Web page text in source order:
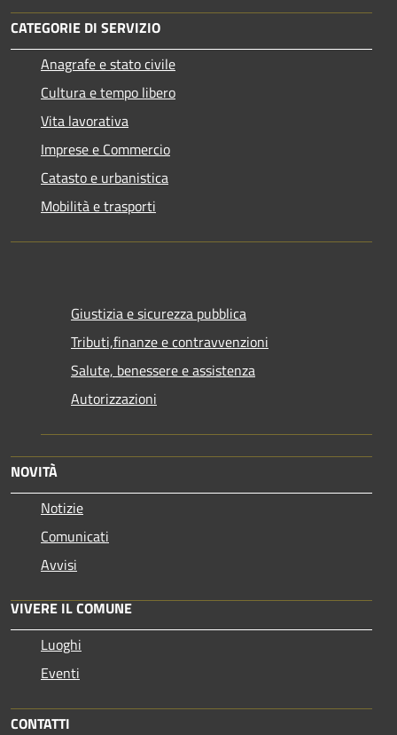
CATEGORIE DI SERVIZIO
Anagrafe e stato civile
Cultura e tempo libero
Vita lavorativa
Imprese e Commercio
Catasto e urbanistica
Mobilità e trasporti
Giustizia e sicurezza pubblica
Tributi,finanze e contravvenzioni
Salute, benessere e assistenza
Autorizzazioni
NOVITÀ
Notizie
Comunicati
Avvisi
VIVERE IL COMUNE
Luoghi
Eventi
CONTATTI